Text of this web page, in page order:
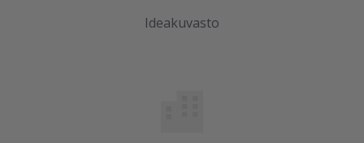
Ideakuvasto